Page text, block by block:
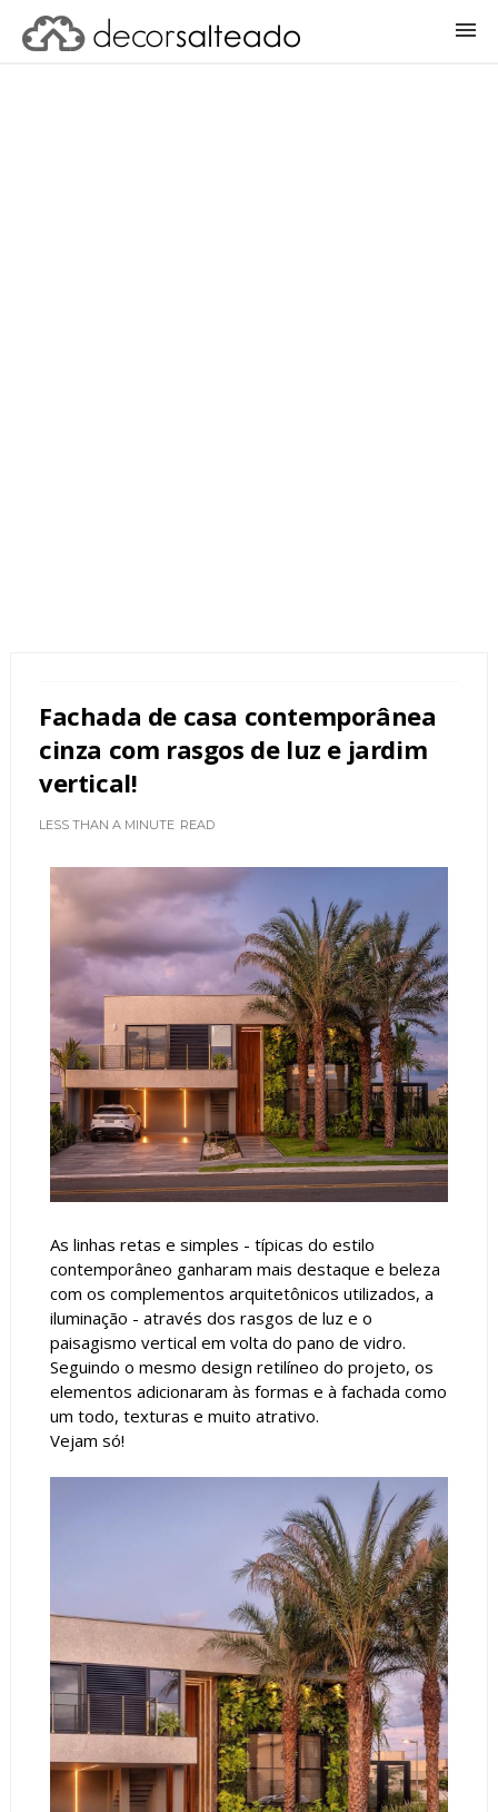
Fachada de casa contemporânea
cinza com rasgos de luz e jardim
vertical!
LESS THAN A MINUTE READ
As linhas retas e simples - típicas do estilo
contemporâneo ganharam mais destaque e beleza
com os complementos arquitetônicos utilizados, a
iluminação - através dos rasgos de luz e o
paisagismo vertical em volta do pano de vidro.
Seguindo o mesmo design retilíneo do projeto, os
elementos adicionaram às formas e à fachada como
um todo, texturas e muito atrativo.
Vejam só!